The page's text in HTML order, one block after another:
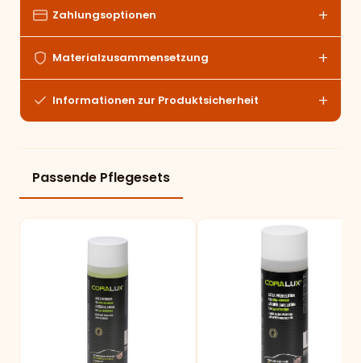
Zahlungsoptionen
Materialzusammensetzung
Informationen zur Produktsicherheit
Passende Pflegesets